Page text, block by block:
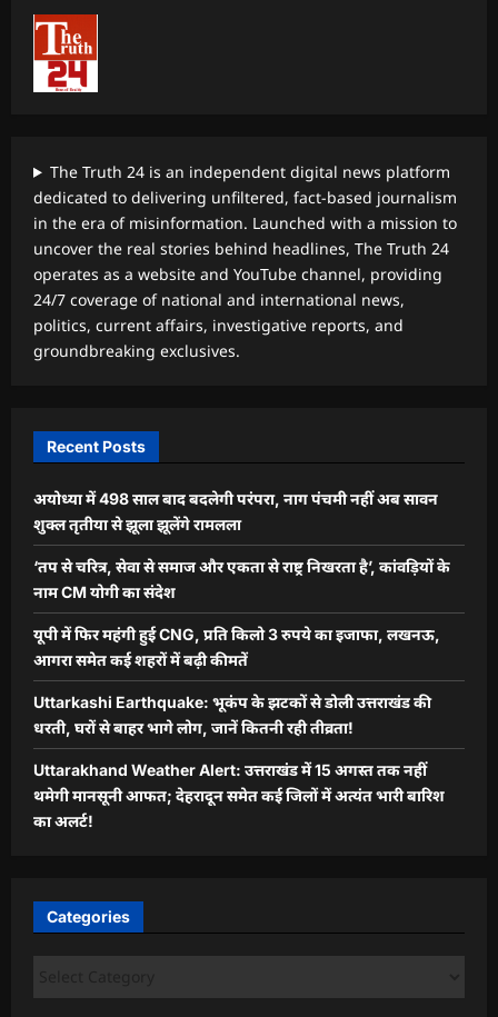
The Truth 24 is an independent digital news platform
dedicated to delivering unfiltered, fact-based journalism
in the era of misinformation. Launched with a mission to
uncover the real stories behind headlines, The Truth 24
operates as a website and YouTube channel, providing
24/7 coverage of national and international news,
politics, current affairs, investigative reports, and
groundbreaking exclusives.
Recent Posts
अयोध्या में 498 साल बाद बदलेगी परंपरा, नाग पंचमी नहीं अब सावन
शुक्ल तृतीया से झूला झूलेंगे रामलला
‘तप से चरित्र, सेवा से समाज और एकता से राष्ट्र निखरता है’, कांवड़ियों के
नाम CM योगी का संदेश
यूपी में फिर महंगी हुई CNG, प्रति किलो 3 रुपये का इजाफा, लखनऊ,
आगरा समेत कई शहरों में बढ़ी कीमतें
Uttarkashi Earthquake: भूकंप के झटकों से डोली उत्तराखंड की
धरती, घरों से बाहर भागे लोग, जानें कितनी रही तीव्रता!
Uttarakhand Weather Alert: उत्तराखंड में 15 अगस्त तक नहीं
थमेगी मानसूनी आफत; देहरादून समेत कई जिलों में अत्यंत भारी बारिश
का अलर्ट!
Categories